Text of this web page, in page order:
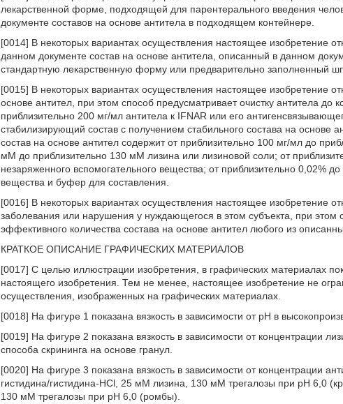
лекарственной форме, подходящей для парентерального введения
документе составов на основе антитела в подходящем контейнере.
[0014] В некоторых вариантах осуществления настоящее изобретение
данном документе состав на основе антитела, описанный в данном
стандартную лекарственную форму или предварительно заполненный
[0015] В некоторых вариантах осуществления настоящее изобретение
основе антител, при этом способ предусматривает очистку антитела до
приблизительно 200 мг/мл антитела к IFNAR или его
стабилизирующий состав с получением стабильного состава на основе
состав на основе антител содержит от приблизительно 100 мг/мл до
мМ до приблизительно 130 мМ лизина или лизиновой соли; от
незаряженного вспомогательного вещества; от приблизительно 0,02%
вещества и буфер для составления.
[0016] В некоторых вариантах осуществления настоящее изобретение
заболевания или нарушения у нуждающегося в этом субъекта, при этом
эффективного количества состава на основе антител любого из
КРАТКОЕ ОПИСАНИЕ ГРАФИЧЕСКИХ МАТЕРИАЛОВ
[0017] С целью иллюстрации изобретения, в графических материалах
настоящего изобретения. Тем не менее, настоящее изобретение не
осуществления, изображенных на графических материалах.
[0018] На фигуре 1 показана вязкость в зависимости от рН в
[0019] На фигуре 2 показана вязкость в зависимости от концентрации
способа скрининга на основе гранул.
[0020] На фигуре 3 показана вязкость в зависимости от концентрации
гистидина/гистидина-HCl, 25 мМ лизина, 130 мМ трегалозы при рН 6,0
130 мМ трегалозы при рН 6,0 (ромбы).